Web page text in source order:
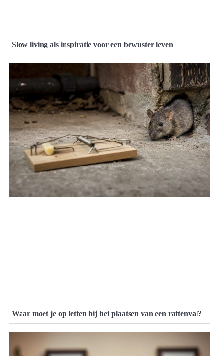
Slow living als inspiratie voor een bewuster leven
Waar moet je op letten bij het plaatsen van een rattenval?